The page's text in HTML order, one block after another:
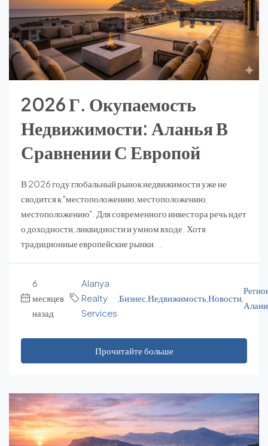
2026 Г. Окупаемость
Недвижимости: Аланья В
Сравнении С Европой
В 2026 году глобальный рынок недвижимости уже не
сводится к "местоположению, местоположению,
местоположению". Для современного инвестора речь идет
о доходности, ликвидности и умном входе. Хотя
традиционные европейские рынки...
6
месяцев
назад
Alanya
Realty
Services
Бизнес НедвижимостьНовости
Прочитайте больше